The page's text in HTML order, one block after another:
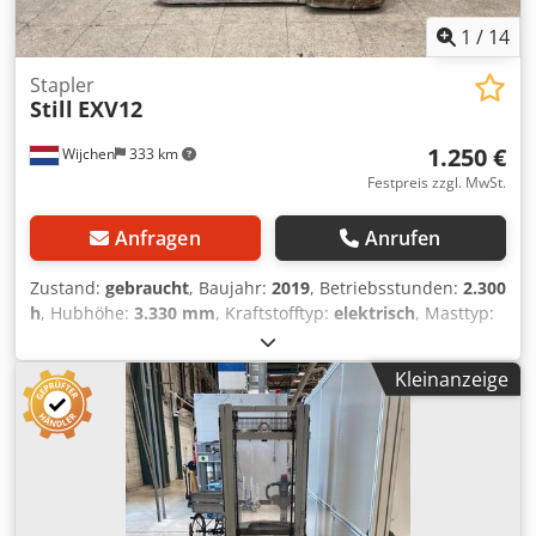
1 / 14
Wijchen 333 km
Stapler
Still EXV12
1.250 €
Festpreis zzgl. MwSt.
Anfragen Anrufen
Zustand: gebraucht, Baujahr: 2019, Betriebsstunden: 2.300
h, Hubhöhe: 3.330 mm, Kraftstofftyp: elektrisch, Masttyp:
1.150 mm
Gesamtlänge:1.740 mm, Gesamtbreite:810 mm, Farbe:
Silber, Leergewicht: 750 kg Hubkapazität: 1.200 kg
Cedpfxjzk H Sfo Agyoha - Baujahr: 2019 - Dokumentation
verfügbar: Ja - CE-Kennzeichnung vorhanden: Ja - CE-
Zertifikat vorhanden: Nein - Seriennummer: F20272V01657
- Betriebsstunden: 2300 - Typ: Mitgänger-Stapler -
Hubkraft: 1200kg - Hubhöhe: 3324mm - Durchfahrtshöhe:
Kleinanzeige